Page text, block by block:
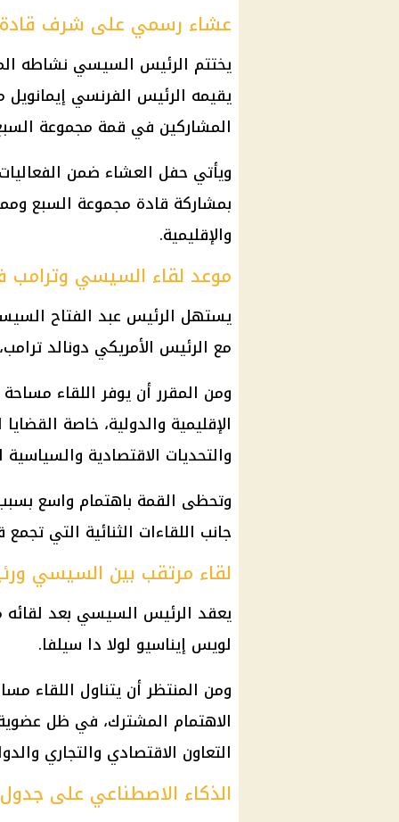
عشاء رسمي على شرف قادة
يختتم الرئيس السيسي نشاطه
يقيمه الرئيس الفرنسي إيمانويل
المشاركين في قمة مجموعة
ويأتي حفل العشاء ضمن
بمشاركة قادة مجموعة السبع
والإقليمية.
موعد لقاء السيسي وترامب
يستهل الرئيس عبد الفتاح
مع الرئيس الأمريكي دونالد ترامب
ومن المقرر أن يوفر اللقاء مساحة
الإقليمية والدولية، خاصة
والتحديات الاقتصادية والسياسية
وتحظى القمة باهتمام واسع
جانب اللقاءات الثنائية التي
لقاء مرتقب بين السيسي
يعقد الرئيس السيسي بعد
لويس إيناسيو لولا دا سيلفا.
ومن المنتظر أن يتناول اللقاء
الاهتمام المشترك، في ظل
التعاون الاقتصادي والتجاري
الذكاء الاصطناعي على